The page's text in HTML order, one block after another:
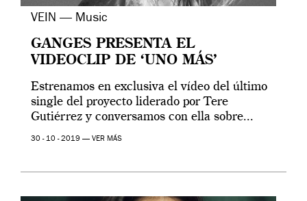
VEIN — Music
GANGES PRESENTA EL
VIDEOCLIP DE ‘UNO MÁS’
Estrenamos en exclusiva el vídeo del último
single del proyecto liderado por Tere
Gutiérrez y conversamos con ella sobre...
30 - 10 - 2019 — VER MÁS